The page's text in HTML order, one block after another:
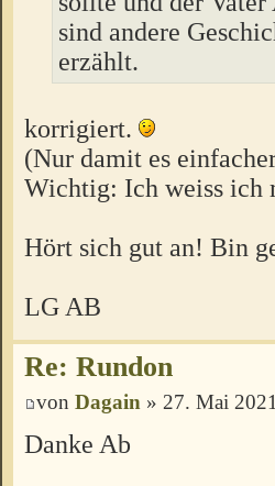
sind andere
erzählt.
korrigiert.
(Nur damit es
Wichtig: Ich weiss ich
Hört sich gut an! Bin
LG AB
Re: Rundon
von Dagain » 27. Mai
Danke Ab